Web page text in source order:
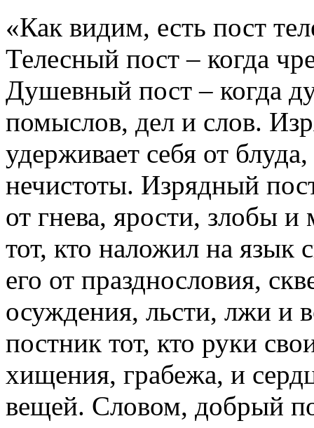
«Как видим, есть пост
Телесный пост – когда
Душевный пост – когда
помыслов, дел и слов.
удерживает себя от
нечистоты. Изрядный
от гнева, ярости, злобы
тот, кто наложил на язык
его от празднословия,
осуждения, льсти, лжи и
постник тот, кто руки
хищения, грабежа, и
вещей. Словом, добрый